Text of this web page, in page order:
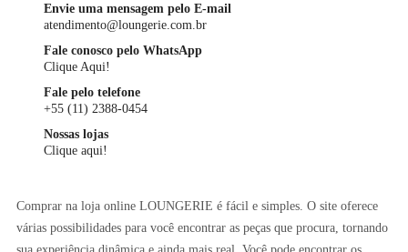
Envie uma mensagem pelo E-mail
atendimento@loungerie.com.br
Fale conosco pelo WhatsApp
Clique Aqui!
Fale pelo telefone
+55 (11) 2388-0454
Nossas lojas
Clique aqui!
Comprar na loja online LOUNGERIE é fácil e simples. O site oferece
várias possibilidades para você encontrar as peças que procura, tornando